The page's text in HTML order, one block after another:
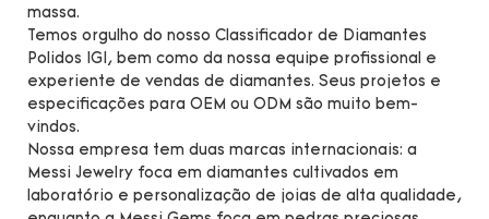
massa.
Temos orgulho do nosso Classificador de Diamantes
Polidos IGI, bem como da nossa equipe profissional e
experiente de vendas de diamantes. Seus projetos e
especificações para OEM ou ODM são muito bem-
vindos.
Nossa empresa tem duas marcas internacionais: a
Messi Jewelry foca em diamantes cultivados em
laboratório e personalização de joias de alta qualidade,